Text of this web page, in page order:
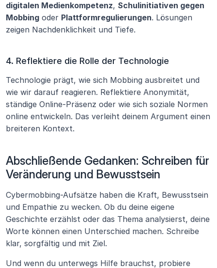
digitalen Medienkompetenz, Schulinitiativen gegen
Mobbing oder Plattformregulierungen. Lösungen
zeigen Nachdenklichkeit und Tiefe.
4. Reflektiere die Rolle der Technologie
Technologie prägt, wie sich Mobbing ausbreitet und
wie wir darauf reagieren. Reflektiere Anonymität,
ständige Online-Präsenz oder wie sich soziale Normen
online entwickeln. Das verleiht deinem Argument einen
breiteren Kontext.
Abschließende Gedanken: Schreiben für
Veränderung und Bewusstsein
Cybermobbing-Aufsätze haben die Kraft, Bewusstsein
und Empathie zu wecken. Ob du deine eigene
Geschichte erzählst oder das Thema analysierst, deine
Worte können einen Unterschied machen. Schreibe
klar, sorgfältig und mit Ziel.
Und wenn du unterwegs Hilfe brauchst, probiere